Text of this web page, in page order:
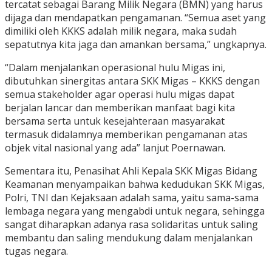
tercatat sebagai Barang Milik Negara (BMN) yang harus
dijaga dan mendapatkan pengamanan. “Semua aset yang
dimiliki oleh KKKS adalah milik negara, maka sudah
sepatutnya kita jaga dan amankan bersama,” ungkapnya.
“Dalam menjalankan operasional hulu Migas ini,
dibutuhkan sinergitas antara SKK Migas – KKKS dengan
semua stakeholder agar operasi hulu migas dapat
berjalan lancar dan memberikan manfaat bagi kita
bersama serta untuk kesejahteraan masyarakat
termasuk didalamnya memberikan pengamanan atas
objek vital nasional yang ada” lanjut Poernawan.
Sementara itu, Penasihat Ahli Kepala SKK Migas Bidang
Keamanan menyampaikan bahwa kedudukan SKK Migas,
Polri, TNI dan Kejaksaan adalah sama, yaitu sama-sama
lembaga negara yang mengabdi untuk negara, sehingga
sangat diharapkan adanya rasa solidaritas untuk saling
membantu dan saling mendukung dalam menjalankan
tugas negara.